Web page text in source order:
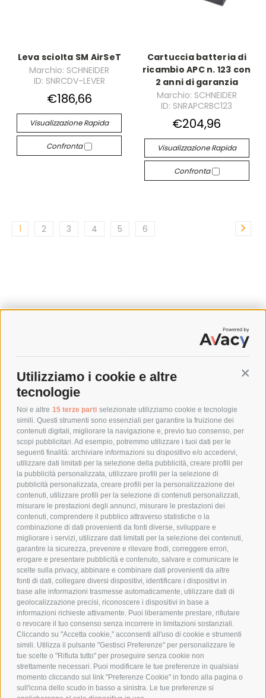
Utilizziamo i cookie e altre
tecnologie
Noi e altre 15 terze parti selezionate utilizziamo cookie e tecnologie
simili. Questi strumenti sono essenziali per garantire la fruizione dei
contenuti digitali, migliorare la navigazione e, previo tuo consenso, per
scopi pubblicitari. Ad esempio, potremmo utilizzare i tuoi dati per le
seguenti finalità: archiviare informazioni su dispositivo e/o accedervi,
utilizzare dati limitati per la selezione della pubblicità, creare profili per
la pubblicità personalizzata, utilizzare profili per la selezione di
pubblicità personalizzata, creare profili per la personalizzazione dei
contenuti, utilizzare profili per la selezione di contenuti personalizzati,
misurare le prestazioni degli annunci, misurare le prestazioni dei
contenuti, comprendere il pubblico attraverso statistiche o la
combinazione di dati provenienti da fonti diverse, sviluppare e
migliorare i servizi, utilizzare dati limitati per la selezione dei contenuti,
garantire la sicurezza, prevenire e rilevare frodi, correggere errori,
erogare e presentare pubblicità e contenuto, salvare e comunicare le
scelte sulla privacy, abbinare e combinare dati provenienti da altre
fonti di dati, collegare diversi dispositivi, identificare i dispositivi in
base alle informazioni trasmesse automaticamente, utilizzare dati di
geolocalizzazione precisi, riconoscere i dispositivi in base a
informazioni richieste attivamente. Puoi liberamente prestare, rifiutare
o revocare il tuo consenso senza incorrere in limitazioni sostanziali.
Cliccando su "Accetta cookie," acconsenti all'uso di cookie e strumenti
simili. Utilizza il pulsante "Gestisci Preferenze" per personalizzare le
tue scelte o "Rifiuta tutto" per proseguire senza cookie non
strettamente necessari. Puoi modificare le tue preferenze in qualsiasi
momento cliccando sul link "Preferenze Cookie" in fondo alla pagina o
sull'icona dello scudo in basso a sinistra. Le tue preferenze si
Leva sciolta SM AirSeT
Marchio: SCHNEIDER
ID: SNRCDV-LEVER
€186,66
Visualizzazione Rapida
Confronta
Cartuccia batteria di
ricambio APC n. 123 con
2 anni di garanzia
Marchio: SCHNEIDER
ID: SNRAPCRBC123
€204,96
Visualizzazione Rapida
Confronta
1 2 3 4 5 6
SPEDIZIONI
COSTI DI SPEDIZIONE
POLITICA DI RESO
POLICY
PRIVACY POLICY
COOKIE POLICY
PAGAMENTI SICURI
AZIENDA
CHI SIAMO
MARCHI TRATTATI
CONDOMINI
Bonifico
Bancario